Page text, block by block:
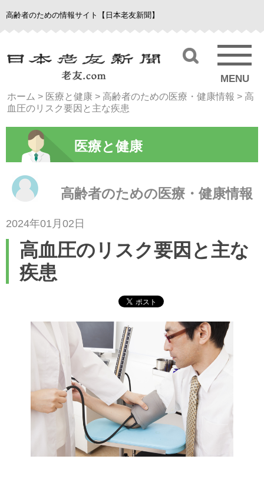
高齢者のための情報サイト【日本老友新聞】
MENU
ホーム > 医療と健康 > 高齢者のための医療・健康情報 > 高
血圧のリスク要因と主な疾患
医療と健康
高齢者のための医療・健康情報
2024年01月02日
高血圧のリスク要因と主な
疾患